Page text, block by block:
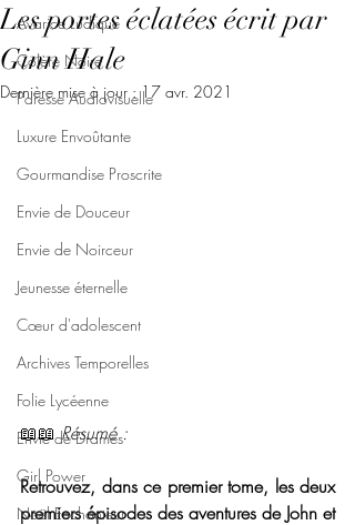
Avarice Ludique
Colère Noire
Paresse Audiovisuelle
Luxure Envoûtante
Gourmandise Proscrite
Envie de Douceur
Envie de Noirceur
Jeunesse éternelle
Cœur d'adolescent
Archives Temporelles
Folie Lycéenne
Envie de Drames
Girl Power
Noël Enchanteur
Les portes éclatées écrit par
Ginn Hale
Dernière mise à jour :17 avr. 2021
📖📖 Résumé :
Retrouvez, dans ce premier tome, les deux
premiers épisodes des aventures de John et